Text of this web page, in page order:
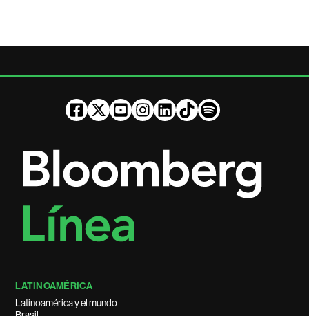
LATINOAMÉRICA
Latinoamérica y el mundo